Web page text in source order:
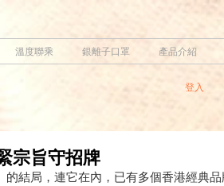
溫度聯乘 銀離子口罩 產品介紹
登入
宗旨守招牌
的結局，連它在內，已有多個香港經典